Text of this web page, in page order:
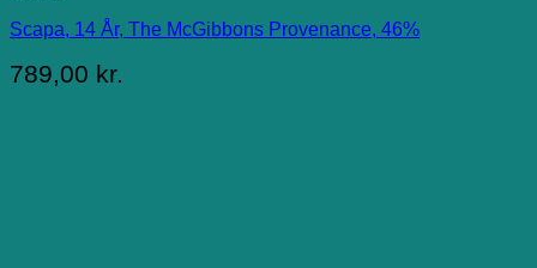
Scapa, 14 År, The McGibbons Provenance, 46%
789,00 kr.